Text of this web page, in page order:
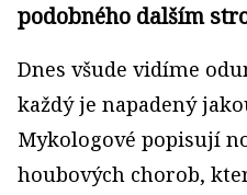
podobného dalším
Dnes všude vidíme
každý je napadený
Mykologové popisují
houbových chorob,